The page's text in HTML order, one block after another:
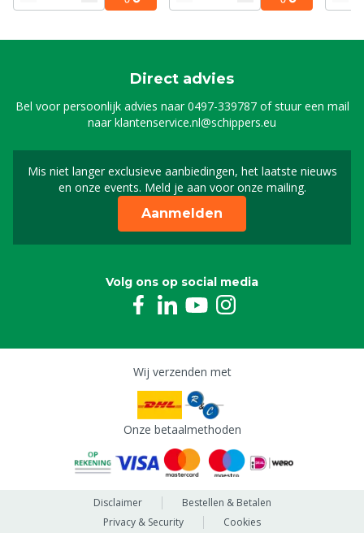
Direct advies
Bel voor persoonlijk advies naar0497-339787of stuur een mail
naarklantenservice.nl@schippers.eu
Mis niet langer exclusieve aanbiedingen, het laatste nieuws
en onze events. Meld je aan voor onze mailing.
Schrijf je in voor onze
Aanmelden
Volg ons op social media
Wij verzenden met
Onze betaalmethoden
Disclaimer
Bestellen & Betalen
Privacy & Security
Cookies